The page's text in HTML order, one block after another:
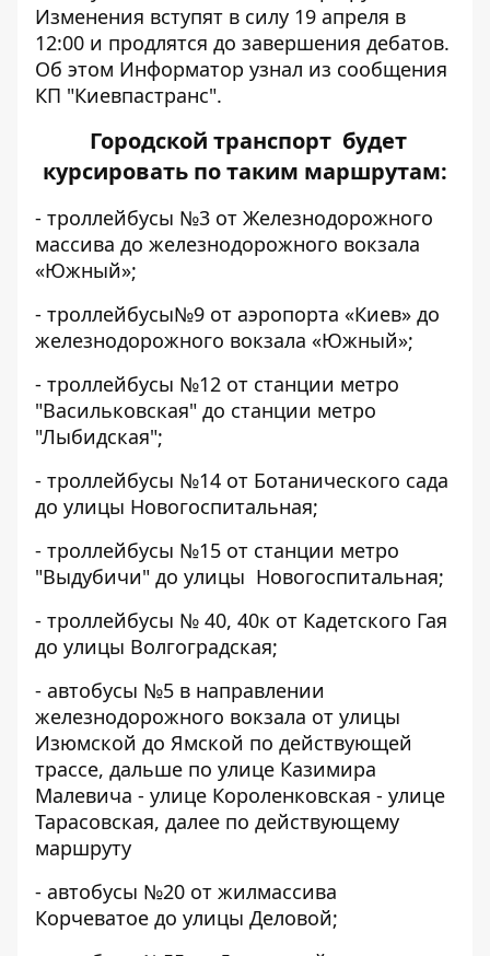
Изменения вступят в силу 19 апреля в
12:00 и продлятся до завершения дебатов.
Об этом Информатор узнал из сообщения
КП "Киевпастранс".
Городской транспорт будет
курсировать по таким маршрутам:
- троллейбусы №3 от Железнодорожного
массива до железнодорожного вокзала
«Южный»;
- троллейбусы№9 от аэропорта «Киев» до
железнодорожного вокзала «Южный»;
- троллейбусы №12 от станции метро
"Васильковская" до станции метро
"Лыбидская";
- троллейбусы №14 от Ботанического сада
до улицы Новогоспитальная;
- троллейбусы №15 от станции метро
"Выдубичи" до улицы Новогоспитальная;
- троллейбусы № 40, 40к от Кадетского Гая
до улицы Волгоградская;
- автобусы №5 в направлении
железнодорожного вокзала от улицы
Изюмской до Ямской по действующей
трассе, дальше по улице Казимира
Малевича - улице Короленковская - улице
Тарасовская, далее по действующему
маршруту
- автобусы №20 от жилмассива
Корчеватое до улицы Деловой;